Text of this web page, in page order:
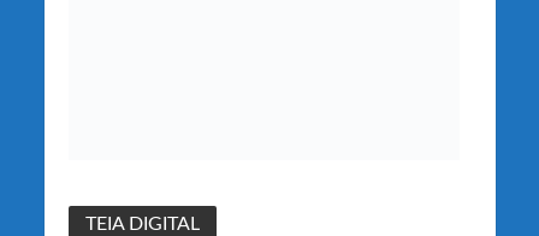
TEIA DIGITAL